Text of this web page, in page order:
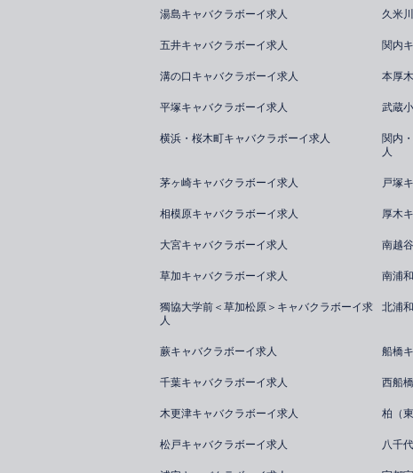
湯島キャバクラボーイ求人 久米
五井キャバクラボーイ求人 関内
溝の口キャバクラボーイ求人 本厚
平塚キャバクラボーイ求人 武蔵
横浜・桜木町キャバクラボーイ求人
関内
人
茅ヶ崎キャバクラボーイ求人 戸塚
相模原キャバクラボーイ求人 厚木
大宮キャバクラボーイ求人 南越
草加キャバクラボーイ求人 南浦
獨協大学前＜草加松原＞キャバクラボーイ求
人
北浦
蕨キャバクラボーイ求人 船橋
千葉キャバクラボーイ求人 西船
木更津キャバクラボーイ求人 柏（
松戸キャバクラボーイ求人 八千